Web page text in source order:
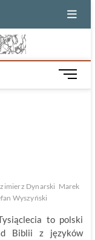
M
e
Dynarski Marek
Wyszyński
to polski
Biblii z języków